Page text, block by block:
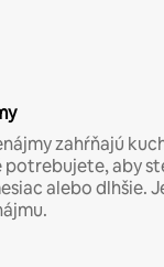
zahŕňajú
potrebujete, aby
alebo dlhšie.